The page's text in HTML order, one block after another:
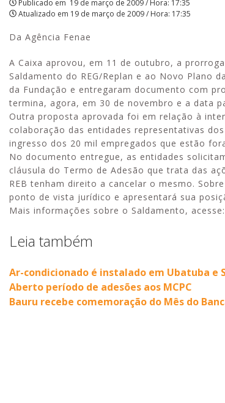
Publicado em 19 de março de 2009 / Hora: 17:35
Atualizado em 19 de março de 2009 / Hora: 17:35
Da Agência Fenae
A Caixa aprovou, em 11 de outubro, a
Saldamento do REG/Replan e ao Novo Plano
da Fundação e entregaram documento com
termina, agora, em 30 de novembro e a data
Outra proposta aprovada foi em relação à
colaboração das entidades representativas
ingresso dos 20 mil empregados que estão
No documento entregue, as entidades
cláusula do Termo de Adesão que trata das
REB tenham direito a cancelar o mesmo.
ponto de vista jurídico e apresentará sua
Mais informações sobre o Saldamento,
Leia também
Ar-condicionado é instalado em Ubatuba e
Aberto período de adesões aos MCPC
Bauru recebe comemoração do Mês do